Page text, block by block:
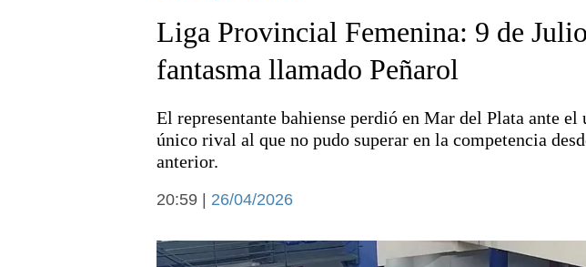
El país
Seguridad
Deportes
Escenario Olímpico
Arte y cultura
Aplausos
Liga Provincial Femenina: 9 de
fantasma llamado Peñarol
El representante bahiense perdió en Mar del Plata ante
único rival al que no pudo superar en la competencia
anterior.
20:59 | 26/04/2026